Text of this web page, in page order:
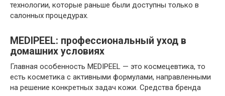
технологии, которые раньше были доступны только в
салонных процедурах.
MEDIPEEL: профессиональный уход в
домашних условиях
Главная особенность MEDIPEEL — это космецевтика, то
есть косметика с активными формулами, направленными
на решение конкретных задач кожи. Средства бренда